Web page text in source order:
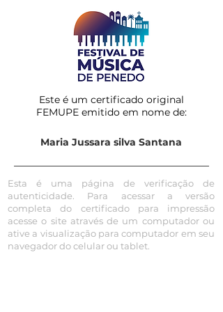
Este é um certificado original
FEMUPE emitido em nome de:
Maria Jussara silva Santana
Esta é uma página de verificação de
autenticidade. Para acessar a versão
completa do certificado para impressão
acesse o site através de um computador ou
ative a visualização para computador em seu
navegador do celular ou tablet.